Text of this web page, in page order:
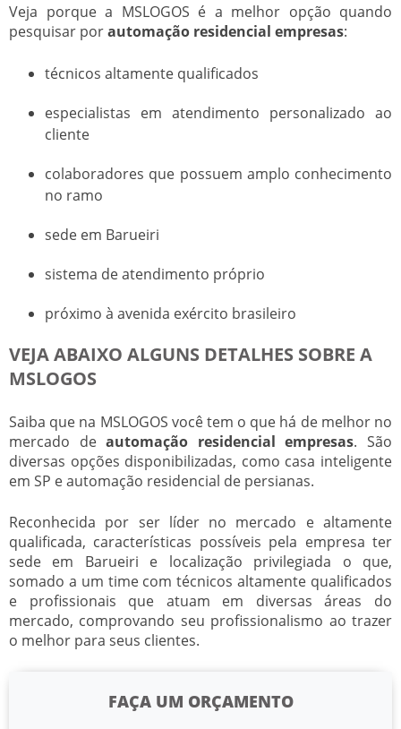
Veja porque a MSLOGOS é a melhor opção quando
pesquisar porautomação residencial empresas:
técnicos altamente qualificados
especialistas em atendimento personalizado ao
cliente
colaboradores que possuem amplo conhecimento
no ramo
sede em Barueiri
sistema de atendimento próprio
próximo à avenida exército brasileiro
VEJA ABAIXO ALGUNS DETALHES SOBRE A
MSLOGOS
Saiba que na MSLOGOS você tem o que há de melhor no
mercado deautomação residencial empresas. São
diversas opções disponibilizadas, como casa inteligente
em SP e automação residencial de persianas.
Reconhecida por ser líder no mercado e altamente
qualificada, características possíveis pela empresa ter
sede em Barueiri e localização privilegiada o que,
somado a um time com técnicos altamente qualificados
e profissionais que atuam em diversas áreas do
mercado, comprovando seu profissionalismo ao trazer
o melhor para seus clientes.
FAÇA UM ORÇAMENTO